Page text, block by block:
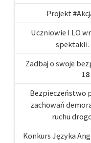
Projekt
Uczniowie I LO
Zadbaj o swoje
Bezpieczeństwo
zachowań
ruchu
Konkurs Języka